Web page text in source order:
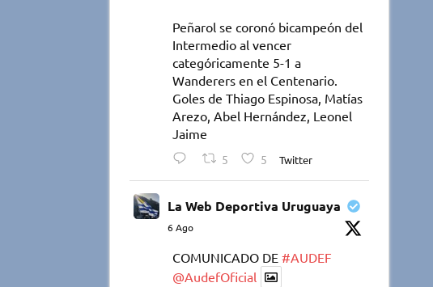
Peñarol se coronó bicampeón del
Intermedio al vencer
categóricamente 5-1 a
Wanderers en el Centenario.
Goles de Thiago Espinosa, Matías
Arezo, Abel Hernández, Leonel
Jaime
5 5 Twitter
La Web Deportiva Uruguaya
6 Ago
COMUNICADO DE#AUDEF
@AudefOficial